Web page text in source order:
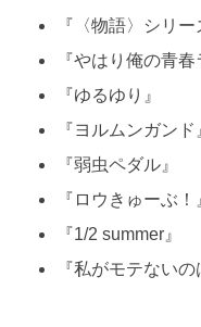
『〈物語〉シリー
『やはり俺の青
『ゆるゆり』
『ヨルムンガンド
『弱虫ペダル』
『ロウきゅーぶ！
『1/2 summer』
『私がモテない